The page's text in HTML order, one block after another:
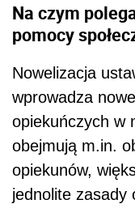
Na czym
pomocy
Nowelizacja
wprowadza
opiekuńczych w
obejmują m.in.
opiekunów,
jednolite zasady